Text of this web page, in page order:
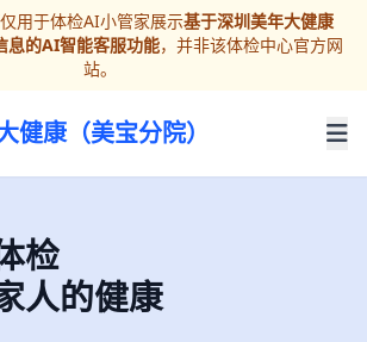
用于体检AI小管家展示基于深圳美年大健康
息的AI智能客服功能，并非该体检中心官方网
站。
健康（美宝分院）
检
人的健康